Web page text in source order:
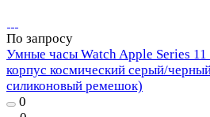
По запросу
Умные часы Watch Apple Series
корпус космический серый/
силиконовый ремешок)
0